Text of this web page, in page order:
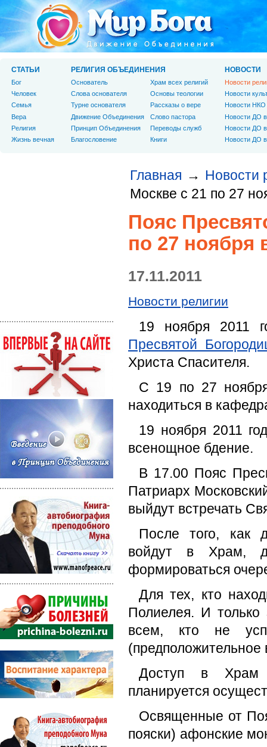
Главная → Новости
Москве с 21 по 27
Пояс
по 27 ноября
17.11.2011
Новости религии
19 ноября 2011
Пресвятой
Христа Спасителя.
С 19 по 27
находиться в
19 ноября 2011
всенощное бдение.
В 17.00 Пояс
Патриарх
выйдут встречать
После того, как
войдут в Храм,
формироваться
Для тех, кто
Полиелея. И только
всем, кто не
(предположительное
Доступ в Храм
планируется
Освященные от
пояски) афонские
СТАТЬИ
Бог
Человек
Cемья
Вера
Религия
Жизнь вечная
РЕЛИГИЯ ОБЪЕДИНЕНИЯ
Основатель
Слова основателя
Турне основателя
Движение Объединения
Принцип Объединения
Благословение
Храм всех религий
Основы теологии
Рассказы о вере
Слово пастора
Переводы служб
Книги
НОВОСТИ
Новости
Новости
Новости НКО
Новости ДО
Новости ДО
Новости ДО